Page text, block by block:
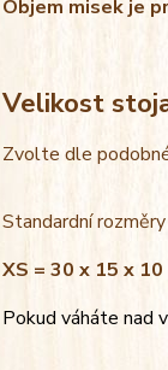
Objem misek je
Velikost
Zvolte dle
Standardní
XS = 30 x 15 x
Pokud váháte nad